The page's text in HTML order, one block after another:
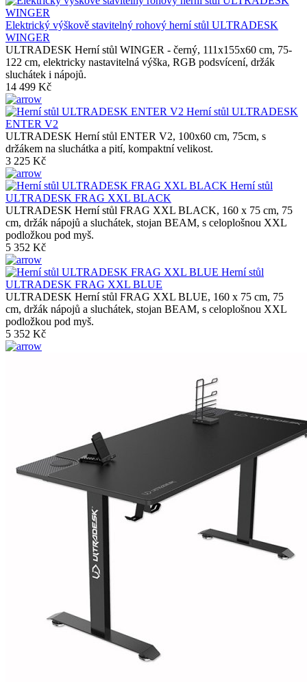
Elektrický výškově stavitelný rohový herní stůl ULTRADESK
WINGER
ULTRADESK Herní stůl WINGER - černý, 111x155x60 cm, 75-
122 cm, elektricky nastavitelná výška, RGB podsvícení, držák
sluchátek i nápojů.
14 499 Kč
Herní stůl ULTRADESK
ENTER V2
ULTRADESK Herní stůl ENTER V2, 100x60 cm, 75cm, s
držákem na sluchátka a pití, kompaktní velikost.
3 225 Kč
Herní stůl
ULTRADESK FRAG XXL BLACK
ULTRADESK Herní stůl FRAG XXL BLACK, 160 x 75 cm, 75
cm, držák nápojů a sluchátek, stojan BEAM, s celoplošnou XXL
podložkou pod myš.
5 352 Kč
Herní stůl
ULTRADESK FRAG XXL BLUE
ULTRADESK Herní stůl FRAG XXL BLUE, 160 x 75 cm, 75
cm, držák nápojů a sluchátek, stojan BEAM, s celoplošnou XXL
podložkou pod myš.
5 352 Kč